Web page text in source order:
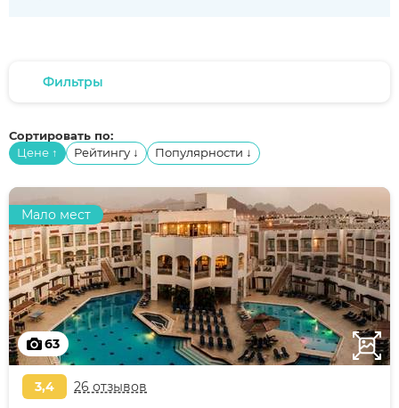
Фильтры
Сортировать по:
Цене ↑ Рейтингу ↓ Популярности ↓
63
Мало мест
3,4 26 отзывов